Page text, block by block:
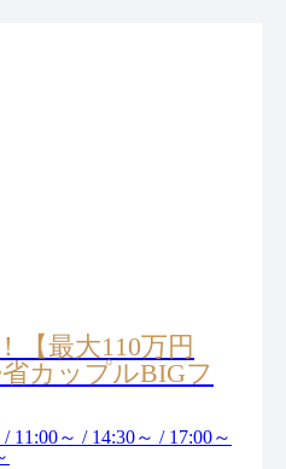
【最大110万円
カップルBIGフ
11:00～ / 14:30～ / 17:00～